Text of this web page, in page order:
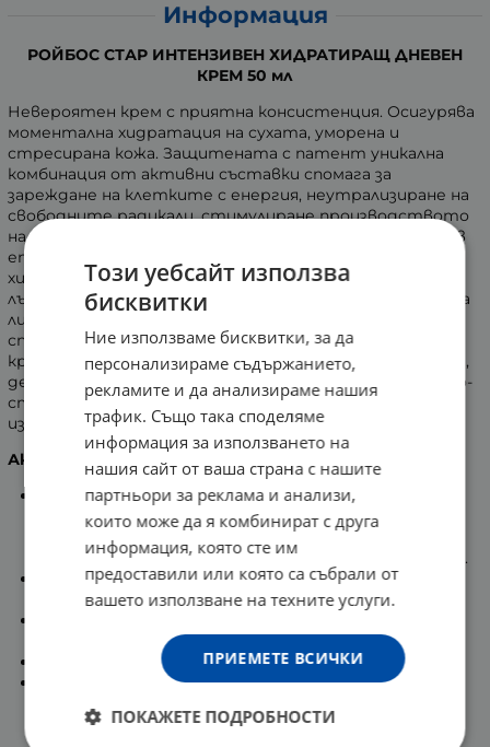
Информация
РОЙБОС СТАР ИНТЕНЗИВЕН ХИДРАТИРАЩ ДНЕВЕН
КРЕМ 50 мл
Невероятен крем с приятна консистенция. Осигурява
моментална хидратация на сухата, уморена и
стресирана кожа. Защитената с патент уникална
комбинация от активни съставки спомага за
зареждане на клетките с енергия, неутрализиране на
свободните радикали, стимулиране производството
на колаген и ускоряване обновлението на клетките в
епидермиса. Кремът осигурява дълготрайно
хидратиране и защита на кожата от вредните UV
лъчи през целия ден. Възстановява еластичността на
лицето и заглажда фините бръчици. Създаден е
специално за жени, които искат да съхранят
красотата на своята кожа. При ежедневна употреба,
ден след ден, тя възстановява своя тургор, става по-
стегната, по-еластична, по-сияйна и с младежко
излъчване.
Активни съставки:
Екстракт от ройбос- богат на биофлавоноиди. С
доказани антиоксидантни и антиалергични
свойства. Стимулира ензимната активност и
предпазва кожата от преждевременно стареене.
Алантоин- омекотява, овлажнява и стимулира
обновлението на клетките.
регенериращо и заздравяващо действие.
Витамини А, Е, С, D-пантенол.
Екстракт от българска роза- от дълбока
изгаряния и сърбежи. Ускорява зарастването на
Този уебсайт използва
бисквитки
Ние използваме бисквитки, за да
персонализираме съдържанието,
рекламите и да анализираме нашия
трафик. Също така споделяме
информация за използването на
нашия сайт от ваша страна с нашите
партньори за реклама и анализи,
които може да я комбинират с друга
информация, която сте им
предоставили или която са събрали от
вашето използване на техните услуги.
ПРИЕМЕТЕ ВСИЧКИ
ПОКАЖЕТЕ ПОДРОБНОСТИ